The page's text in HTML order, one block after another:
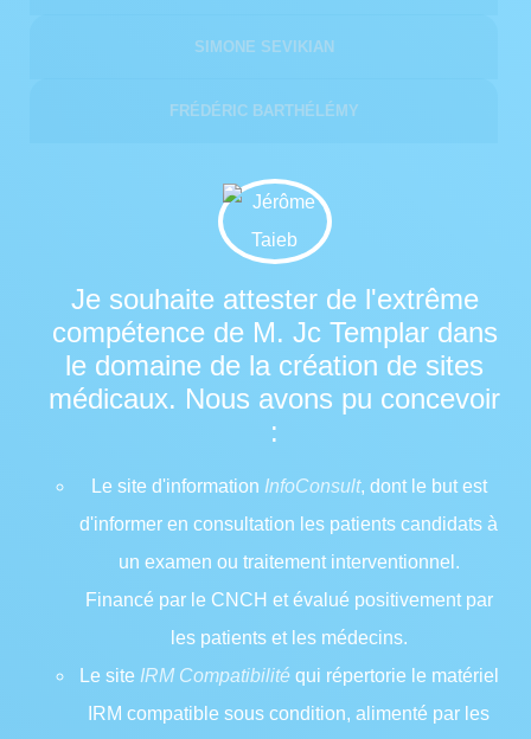
SIMONE SEVIKIAN
FRÉDÉRIC BARTHÉLÉMY
Je souhaite attester de l'extrême
compétence de M. Jc Templar dans
le domaine de la création de sites
médicaux. Nous avons pu concevoir
:
Le site d'information InfoConsult, dont le but est
d'informer en consultation les patients candidats à
un examen ou traitement interventionnel.
Financé par le CNCH et évalué positivement par
les patients et les médecins.
Le site IRM Compatibilitéqui répertorie le matériel
IRM compatible sous condition, alimenté par les